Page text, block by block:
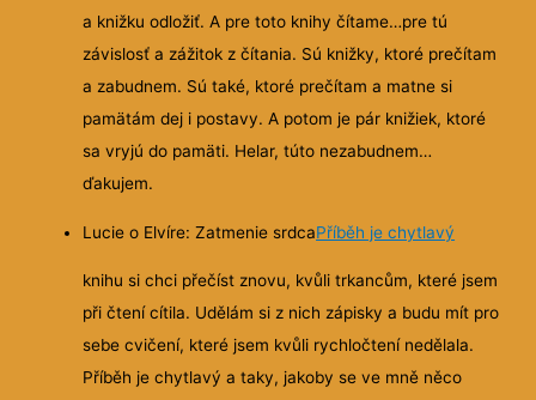
a knižku odložiť. A pre toto knihy čítame…pre tú
závislosť a zážitok z čítania. Sú knižky, ktoré prečítam
a zabudnem. Sú také, ktoré prečítam a matne si
pamätám dej i postavy. A potom je pár knižiek, ktoré
sa vryjú do pamäti. Helar, túto nezabudnem…
ďakujem.
Lucie o Elvíre: Zatmenie srdcaPříběh je chytlavý
knihu si chci přečíst znovu, kvůli trkancům, které jsem
při čtení cítila. Udělám si z nich zápisky a budu mít pro
sebe cvičení, které jsem kvůli rychločtení nedělala.
Příběh je chytlavý a taky, jakoby se ve mně něco